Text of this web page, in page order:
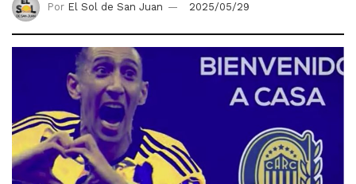
Por El Sol de San Juan 2025/05/29